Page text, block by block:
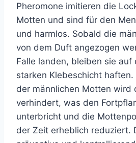
Pheromone imitieren die
Motten und sind für den
und harmlos. Sobald die
von dem Duft angezogen
Falle landen, bleiben sie auf
starken Klebeschicht haften.
der männlichen Motten wird
verhindert, was den
unterbricht und die
der Zeit erheblich reduziert.